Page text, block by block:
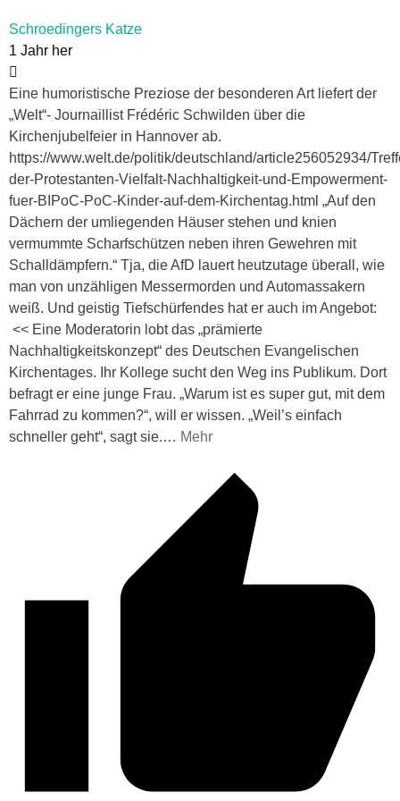
Schroedingers Katze
1 Jahr her
Eine humoristische Preziose der besonderen Art liefert der
„Welt“- Journaillist Frédéric Schwilden über die
Kirchenjubelfeier in Hannover ab.
https://www.welt.de/politik/deutschland/article256052934/
der-Protestanten-Vielfalt-Nachhaltigkeit-und-Empowerment-
fuer-BIPoC-PoC-Kinder-auf-dem-Kirchentag.html „Auf den
Dächern der umliegenden Häuser stehen und knien
vermummte Scharfschützen neben ihren Gewehren mit
Schalldämpfern.“ Tja, die AfD lauert heutzutage überall, wie
man von unzähligen Messermorden und Automassakern
weiß. Und geistig Tiefschürfendes hat er auch im Angebot:
<< Eine Moderatorin lobt das „prämierte
Nachhaltigkeitskonzept“ des Deutschen Evangelischen
Kirchentages. Ihr Kollege sucht den Weg ins Publikum. Dort
befragt er eine junge Frau. „Warum ist es super gut, mit dem
Fahrrad zu kommen?“, will er wissen. „Weil’s einfach
schneller geht“, sagt sie.… Mehr